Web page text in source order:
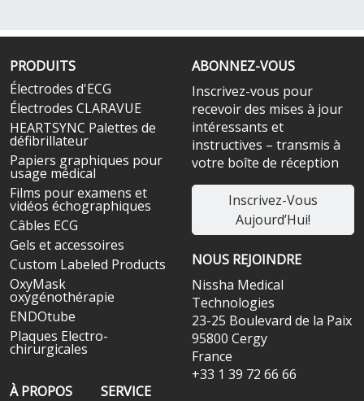
PRODUITS
Électrodes d'ECG
Électrodes CLARAVUE
HEARTSYNC Palettes de
défibrillateur
Papiers graphiques pour
usage médical
Films pour examens et
vidéos échographiques
Câbles ECG
Gels et accessoires
Custom Labeled Products
OxyMask
oxygénothérapie
ENDOtube
Plaques Electro-
chirurgicales
À PROPOS
SERVICE
ABONNEZ-VOUS
Inscrivez-vous pour
recevoir des mises à jour
intéressants et
instructives – transmis à
votre boîte de réception
Inscrivez-Vous
Aujourd’Hui!
NOUS REJOINDRE
Nissha Medical
Technologies
23-25 Boulevard de la Paix
95800 Cergy
France
+33 1 39 72 66 66